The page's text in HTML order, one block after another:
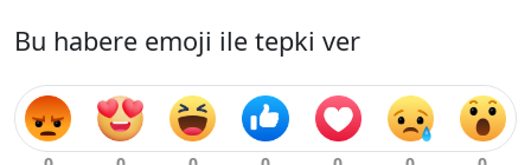
Bu habere emoji ile tepki ver